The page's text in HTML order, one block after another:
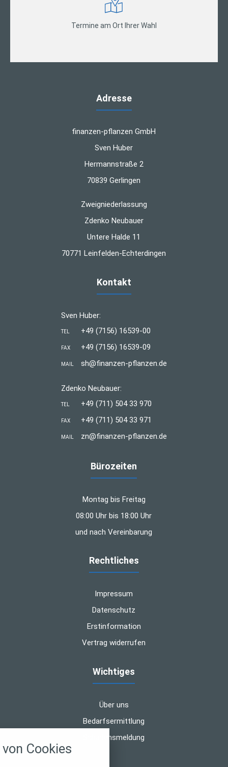
Termine am Ort Ihrer Wahl
Adresse
finanzen-pflanzen GmbH
Sven Huber
Hermannstraße 2
70839 Gerlingen
Zweigniederlassung
Zdenko Neubauer
Untere Halde 11
70771 Leinfelden-Echterdingen
Kontakt
Sven Huber:
TEL +49 (7156) 16539-00
FAX +49 (7156) 16539-09
MAIL sh@finanzen-pflanzen.de
Zdenko Neubauer:
TEL +49 (711) 504 33 970
FAX +49 (711) 504 33 971
MAIL zn@finanzen-pflanzen.de
Bürozeiten
Montag bis Freitag
08:00 Uhr bis 18:00 Uhr
und nach Vereinbarung
Rechtliches
Impressum
Datenschutz
Erstinformation
Vertrag widerrufen
Wichtiges
Über uns
Bedarfsermittlung
Schadensmeldung
Cookies
alle verwendeten Cookies und